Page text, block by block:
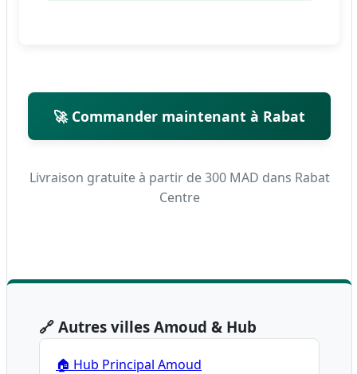
🚀 Commander maintenant à Rabat
Livraison gratuite à partir de 300 MAD dans Rabat
Centre
🔗 Autres villes Amoud & Hub
🏠 Hub Principal Amoud